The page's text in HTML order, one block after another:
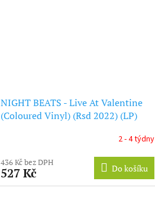
NIGHT BEATS - Live At Valentine
(Coloured Vinyl) (Rsd 2022) (LP)
2 - 4 týdny
436 Kč bez DPH
527 Kč Do košíku